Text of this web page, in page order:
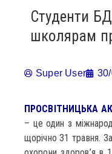
Студенти
школярам
Super User
ПРОСВІТНИЦЬКА
– це один з
щорічно 31 травня. За